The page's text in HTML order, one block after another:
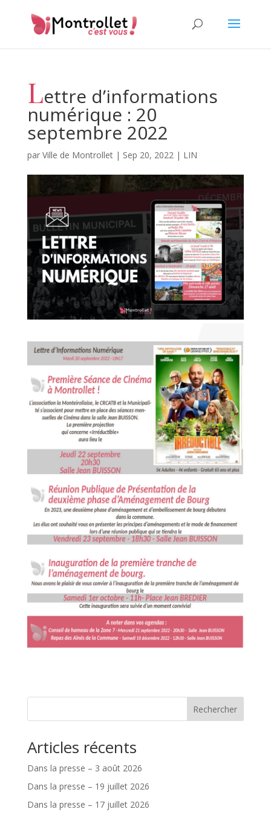
Lettre d’informations
numérique : 20
septembre 2022
par Ville de Montrollet| Sep 20, 2022| LIN
Rechercher
Articles récents
Dans la presse – 3 août 2026
Dans la presse – 19 juillet 2026
Dans la presse – 17 juillet 2026